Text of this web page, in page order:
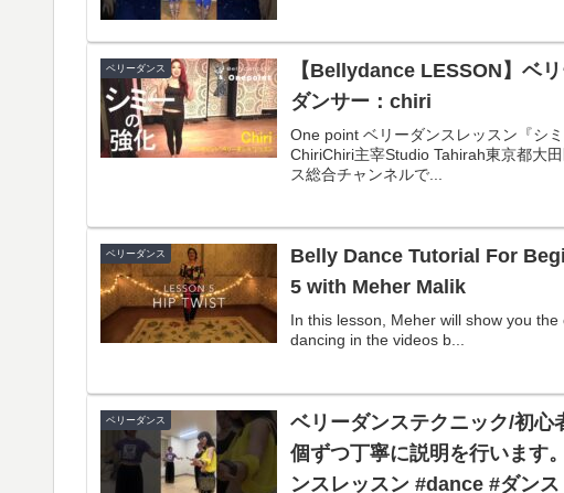
ベリーダンス
【Bellydance LESSON】ベ
ダンサー：chiri
One point ベリーダンスレッスン『シ
ChiriChiri主宰Studio Tahirah東京都大
ス総合チャンネルで...
ベリーダンス
Belly Dance Tutorial For
5 with Meher Malik
In this lesson, Meher will show you
dancing in the videos b...
ベリーダンス
ベリーダンステクニック/初
個ずつ丁寧に説
ンスレッスン #dance #ダン